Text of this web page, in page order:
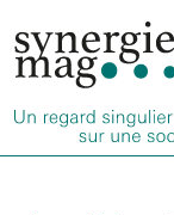
au
contenu